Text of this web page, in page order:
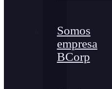
Somos
empresa
BCorp